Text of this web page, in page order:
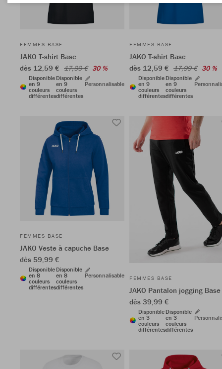
FEMMES BASE
JAKO T-shirt Base
dès 12,59 € 17,99 € 30 %
Disponible
en 9
couleurs
différentes
Disponible
en 9
couleurs
différentes
Personnalisable
FEMMES BASE
JAKO T-shirt Base
dès 12,59 € 17,99 € 30 %
Disponible
en 9
couleurs
différentes
Disponible
en 9
couleurs
différentes
FEMMES BASE
JAKO Veste à capuche Base
dès 59,99 €
Disponible
en 8
couleurs
différentes
Disponible
en 8
couleurs
différentes
Personnalisable FEMMES BASE
JAKO Pantalon jogging Base
dès 39,99 €
Disponible
en 3
couleurs
différentes
Disponible
en 3
couleurs
différentes